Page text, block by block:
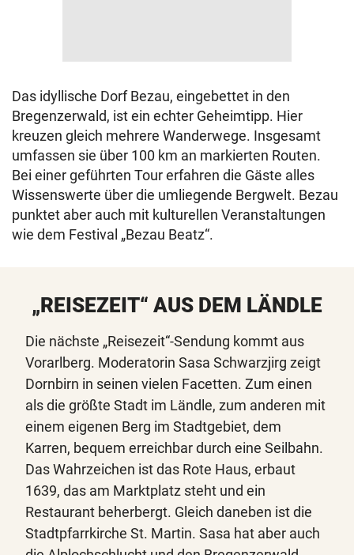
Das idyllische Dorf Bezau, eingebettet in den
Bregenzerwald, ist ein echter Geheimtipp. Hier
kreuzen gleich mehrere Wanderwege. Insgesamt
umfassen sie über 100 km an markierten Routen.
Bei einer geführten Tour erfahren die Gäste alles
Wissenswerte über die umliegende Bergwelt. Bezau
punktet aber auch mit kulturellen Veranstaltungen
wie dem Festival „Bezau Beatz“.
„REISEZEIT“ AUS DEM LÄNDLE
Die nächste „Reisezeit“-Sendung kommt aus
Vorarlberg. Moderatorin Sasa Schwarzjirg zeigt
Dornbirn in seinen vielen Facetten. Zum einen
als die größte Stadt im Ländle, zum anderen mit
einem eigenen Berg im Stadtgebiet, dem
Karren, bequem erreichbar durch eine Seilbahn.
Das Wahrzeichen ist das Rote Haus, erbaut
1639, das am Marktplatz steht und ein
Restaurant beherbergt. Gleich daneben ist die
Stadtpfarrkirche St. Martin. Sasa hat aber auch